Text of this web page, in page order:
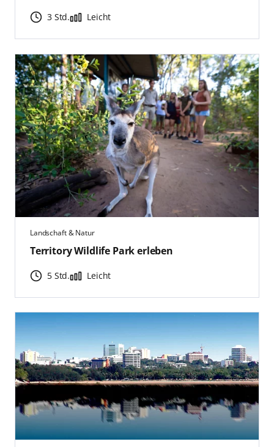
3 Std. Leicht
Landschaft & Natur
Territory Wildlife Park erleben
5 Std. Leicht